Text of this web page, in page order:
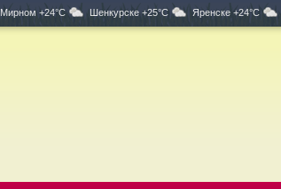
Мирном +24°C Шенкурске +25°C Яренске +24°C